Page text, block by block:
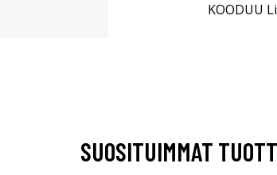
KOODUU
SUOSITUIMMAT